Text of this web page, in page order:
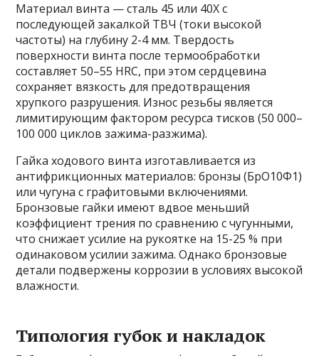
Материал винта — сталь 45 или 40Х с
последующей закалкой ТВЧ (токи высокой
частоты) на глубину 2-4 мм. Твердость
поверхности винта после термообработки
составляет 50–55 HRC, при этом сердцевина
сохраняет вязкость для предотвращения
хрупкого разрушения. Износ резьбы является
лимитирующим фактором ресурса тисков (50 000–
100 000 циклов зажима-разжима).
Гайка ходового винта изготавливается из
антифрикционных материалов: бронзы (БрО10Ф1)
или чугуна с графитовыми включениями.
Бронзовые гайки имеют вдвое меньший
коэффициент трения по сравнению с чугунными,
что снижает усилие на рукоятке на 15-25 % при
одинаковом усилии зажима. Однако бронзовые
детали подвержены коррозии в условиях высокой
влажности.
Типология губок и накладок